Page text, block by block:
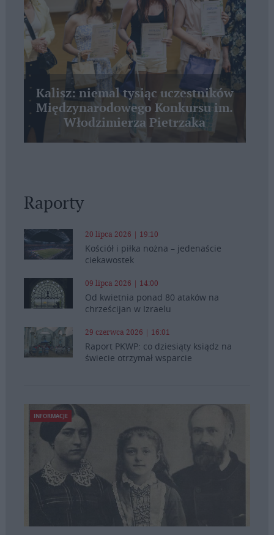
Kalisz: niemal tysiąc uczestników
Międzynarodowego Konkursu im.
Włodzimierza Pietrzaka
Raporty
20 lipca 2026 | 19:10
Kościół i piłka nożna – jedenaście
ciekawostek
09 lipca 2026 | 14:00
Od kwietnia ponad 80 ataków na
chrześcijan w Izraelu
29 czerwca 2026 | 16:01
Raport PKWP: co dziesiąty ksiądz na
świecie otrzymał wsparcie
INFORMACJE